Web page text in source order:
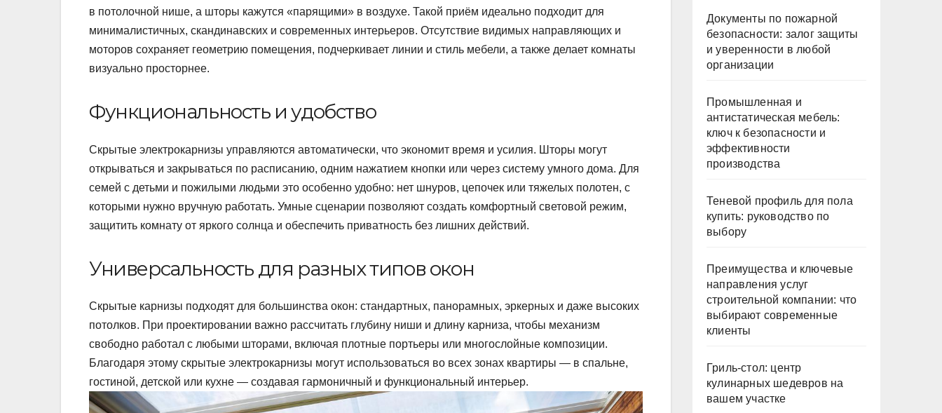
в потолочной нише, а шторы кажутся «парящими» в воздухе. Такой приём идеально подходит для
минималистичных, скандинавских и современных интерьеров. Отсутствие видимых направляющих и
моторов сохраняет геометрию помещения, подчеркивает линии и стиль мебели, а также делает комнаты
визуально просторнее.
Функциональность и удобство
Скрытые электрокарнизы управляются автоматически, что экономит время и усилия. Шторы могут
открываться и закрываться по расписанию, одним нажатием кнопки или через систему умного дома. Для
семей с детьми и пожилыми людьми это особенно удобно: нет шнуров, цепочек или тяжелых полотен, с
которыми нужно вручную работать. Умные сценарии позволяют создать комфортный световой режим,
защитить комнату от яркого солнца и обеспечить приватность без лишних действий.
Универсальность для разных типов окон
Скрытые карнизы подходят для большинства окон: стандартных, панорамных, эркерных и даже высоких
потолков. При проектировании важно рассчитать глубину ниши и длину карниза, чтобы механизм
свободно работал с любыми шторами, включая плотные портьеры или многослойные композиции.
Благодаря этому скрытые электрокарнизы могут использоваться во всех зонах квартиры — в спальне,
гостиной, детской или кухне — создавая гармоничный и функциональный интерьер.
Документы по пожарной
безопасности: залог защиты
и уверенности в любой
организации
Промышленная и
антистатическая мебель:
ключ к безопасности и
эффективности
производства
Теневой профиль для пола
купить: руководство по
выбору
Преимущества и ключевые
направления услуг
строительной компании: что
выбирают современные
клиенты
Гриль-стол: центр
кулинарных шедевров на
вашем участке